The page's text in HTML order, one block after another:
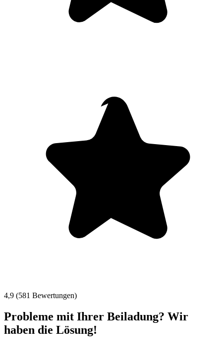
4,9 (581 Bewertungen)
Probleme mit Ihrer Beiladung? Wir
haben die Lösung!